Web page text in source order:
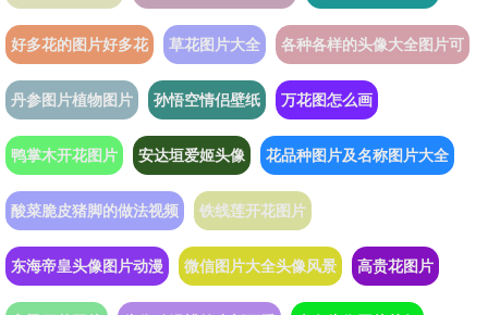
好多花的图片好多花 草花图片大全 各种各样的头像大全图片可
丹参图片植物图片 孙悟空情侣壁纸 万花图怎么画
鸭掌木开花图片 安达垣爱姬头像 花品种图片及名称图片大全
酸菜脆皮猪脚的做法视频 铁线莲开花图片
东海帝皇头像图片动漫 微信图片大全头像风景 高贵花图片